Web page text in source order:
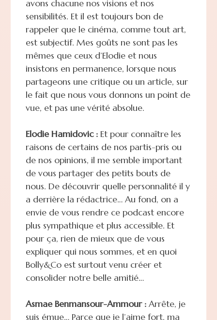
avons chacune nos visions et nos
sensibilités. Et il est toujours bon de
rappeler que le cinéma, comme tout art,
est subjectif. Mes goûts ne sont pas les
mêmes que ceux d’Elodie et nous
insistons en permanence, lorsque nous
partageons une critique ou un article, sur
le fait que nous vous donnons un point de
vue, et pas une vérité absolue.
Elodie Hamidovic :Et pour connaître les
raisons de certains de nos partis-pris ou
de nos opinions, il me semble important
de vous partager des petits bouts de
nous. De découvrir quelle personnalité il y
a derrière la rédactrice… Au fond, on a
envie de vous rendre ce podcast encore
plus sympathique et plus accessible. Et
pour ça, rien de mieux que de vous
expliquer qui nous sommes, et en quoi
Bolly&Co est surtout venu créer et
consolider notre belle amitié…
Asmae Benmansour-Ammour :Arrête, je
suis émue… Parce que je l’aime fort, ma